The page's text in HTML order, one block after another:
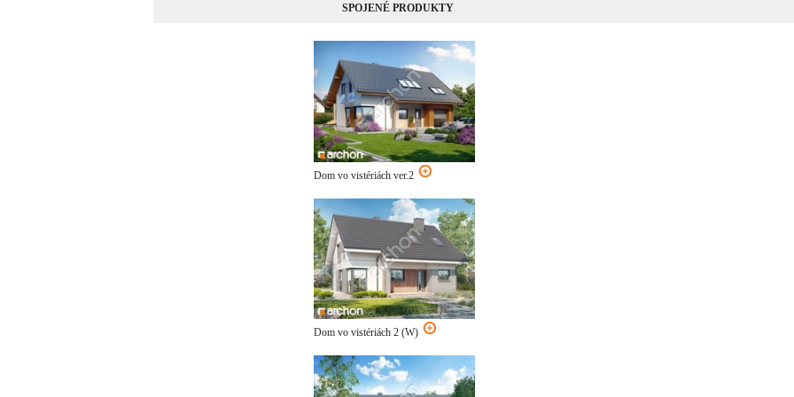
SPOJENÉ PRODUKTY
Dom vo vistériách ver.2
Dom vo vistériách 2 (W)